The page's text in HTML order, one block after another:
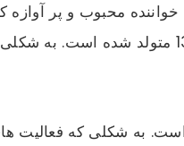
خواننده محبوب و پر
در شهر تهران متولد شده است. رضا متولد روز 12
به شکلی که فعالیت